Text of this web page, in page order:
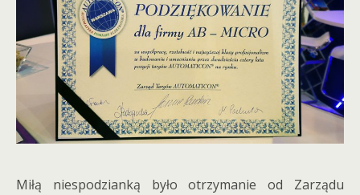
Miłą niespodzianką było otrzymanie od Zarządu